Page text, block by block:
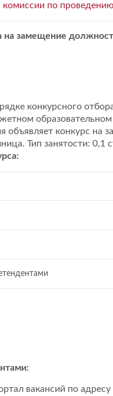
комиссии по
на замещение
конкурсного
объявляет конкурс
Тип занятости: 0,1
вакансий по